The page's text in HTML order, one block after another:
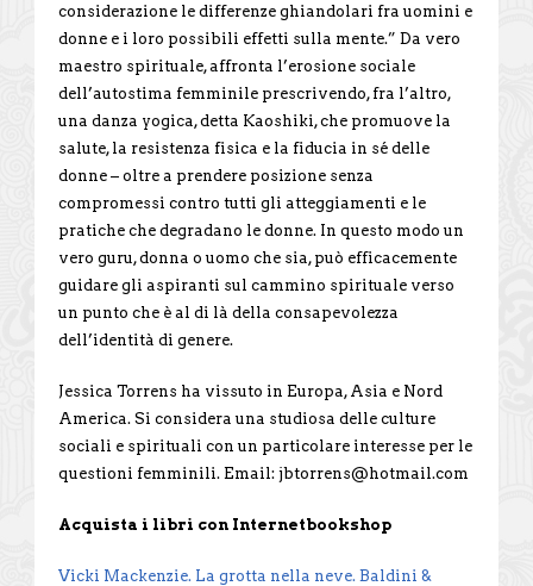
considerazione le differenze ghiandolari fra uomini e
donne e i loro possibili effetti sulla mente.” Da vero
maestro spirituale, affronta l’erosione sociale
dell’autostima femminile prescrivendo, fra l’altro,
una danza yogica, detta Kaoshiki, che promuove la
salute, la resistenza fisica e la fiducia in sé delle
donne – oltre a prendere posizione senza
compromessi contro tutti gli atteggiamenti e le
pratiche che degradano le donne. In questo modo un
vero guru, donna o uomo che sia, può efficacemente
guidare gli aspiranti sul cammino spirituale verso
un punto che è al di là della consapevolezza
dell’identità di genere.
Jessica Torrens ha vissuto in Europa, Asia e Nord
America. Si considera una studiosa delle culture
sociali e spirituali con un particolare interesse per le
questioni femminili. Email: jbtorrens@hotmail.com
Acquista i libri con Internetbookshop
Vicki Mackenzie. La grotta nella neve. Baldini &